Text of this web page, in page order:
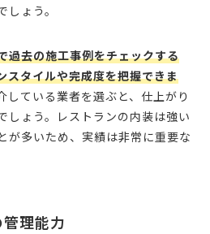
ょう。
過去の施工事例をチェックする
スタイルや完成度を把握できま
している業者を選ぶと、仕上がり
しょう。レストランの内装は強い
が多いため、実績は非常に重要な
理能力